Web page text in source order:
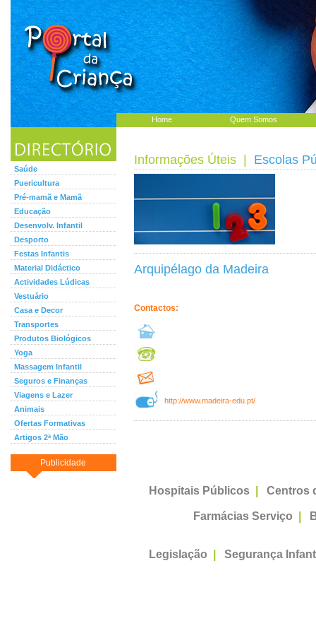
Home Quem Somos
Saúde
Puericultura
Pré-mamã e Mamã
Educação
Desenvolv. Infantil
Desporto
Festas Infantis
Material Didáctico
Actividades Lúdicas
Vestuário
Casa e Decor
Transportes
Produtos Biológicos
Yoga
Massagem Infantil
Seguros e Finanças
Viagens e Lazer
Animais
Ofertas Formativas
Artigos 2ª Mão
Publicidade
Informações Úteis Escolas
Arquipélago da Madeira
Contactos:
http://www.madeira-edu.pt/
Hospitais Públicos Centros
Farmácias Serviço
Legislação Segurança